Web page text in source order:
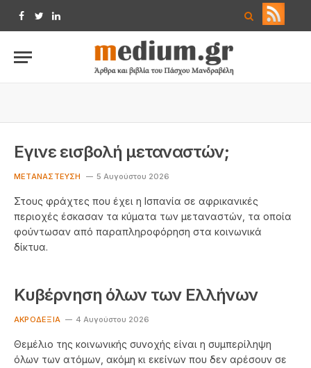
Facebook
TwitterLinkedIn
Εγινε εισβολή μεταναστών;
ΜΕΤΑΝΆΣΤΕΥΣΗ 5 Αυγούστου 2026
Στους φράχτες που έχει η Ισπανία σε αφρικανικές
περιοχές έσκασαν τα κύματα των μεταναστών, τα οποία
φούντωσαν από παραπληροφόρηση στα κοινωνικά
δίκτυα.
Κυβέρνηση όλων των Ελλήνων
ΑΚΡΟΔΕΞΙΆ 4 Αυγούστου 2026
Θεμέλιο της κοινωνικής συνοχής είναι η συμπερίληψη
όλων των ατόμων, ακόμη κι εκείνων που δεν αρέσουν σε